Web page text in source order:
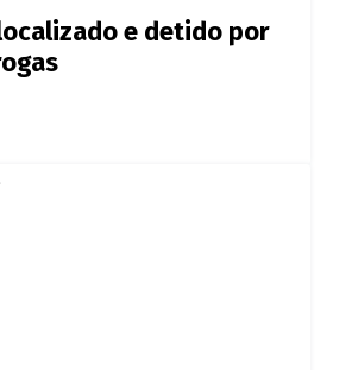
e detido por